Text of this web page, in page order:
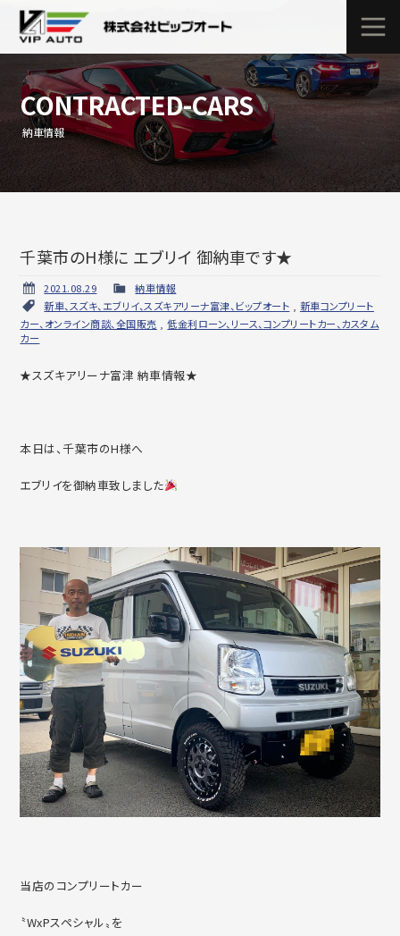
CONTRACTED-CARS
納車情報
千葉市のH様に エブリイ 御納車です★
2021.08.29
納車情報
新車、スズキ、エブリイ、スズキアリーナ富津、ビップオート
新車コンプリート
カー、オンライン商談、全国販売 ,低金利ローン、リース、コンプリートカー、カスタム
カー
★スズキアリーナ富津 納車情報★
本日は、千葉市のH様へ
エブリイを御納車致しました
当店のコンプリートカー
〝WxPスペシャル〟を